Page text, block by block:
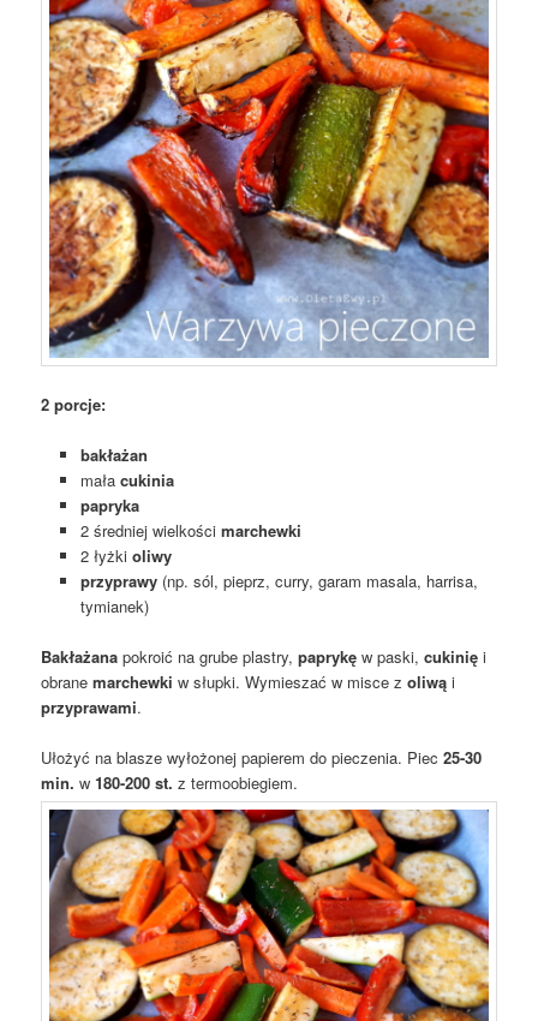
2 porcje:
bakłażan
mała cukinia
papryka
2 średniej wielkości marchewki
2 łyżki oliwy
przyprawy(np. sól, pieprz, curry, garam masala, harrisa,
tymianek)
Bakłażana pokroić na grube plastry,paprykę w paski,cukinię i
obrane marchewki w słupki. Wymieszać w misce zoliwą i
przyprawami.
Ułożyć na blasze wyłożonej papierem do pieczenia. Piec25-30
min. w180-200 st. z termoobiegiem.